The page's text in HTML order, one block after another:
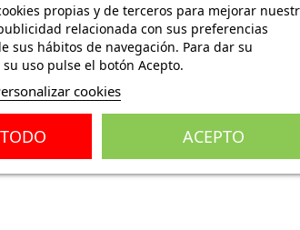
propias y de terceros para mejorar
relacionada con sus preferencias
sus hábitos de navegación. Para dar su
uso pulse el botón Acepto.
cookies
ACEPTO